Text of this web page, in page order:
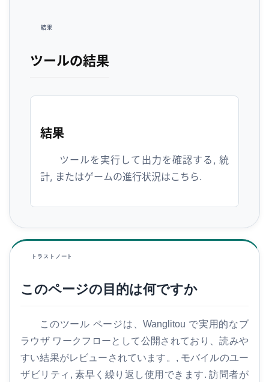
結果
ツールの結果
結果
ツールを実行して出力を確認する, 統
計, またはゲームの進行状況はこちら.
トラストノート
このページの目的は何ですか
このツール ページは、Wanglitou で実用的なブ
ラウザ ワークフローとして公開されており、読みや
すい結果がレビューされています。, モバイルのユー
ザビリティ, 素早く繰り返し使用できます. 訪問者が